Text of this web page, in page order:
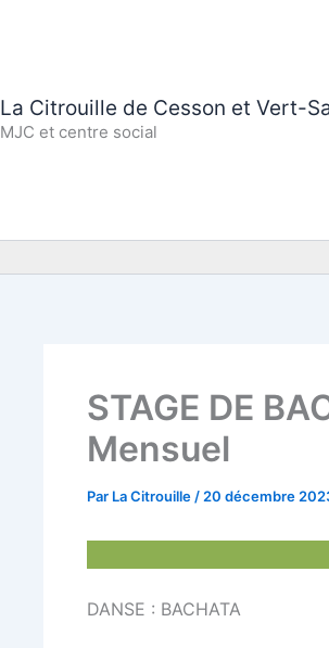
La Citrouille de Cesson et Vert-
MJC et centre social
STAGE DE
Mensuel
Par La Citrouille / 20 décembre
DANSE : BACHATA